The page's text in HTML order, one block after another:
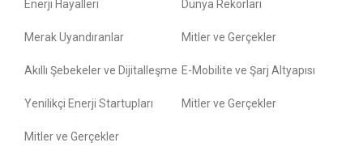
Enerji Hayalleri Dünya Rekorları
Merak Uyandıranlar Mitler ve Gerçekler
Akıllı Şebekeler ve Dijitalleşme E-Mobilite ve Şarj Altyapısı
Yenilikçi Enerji Startupları Mitler ve Gerçekler
Mitler ve Gerçekler